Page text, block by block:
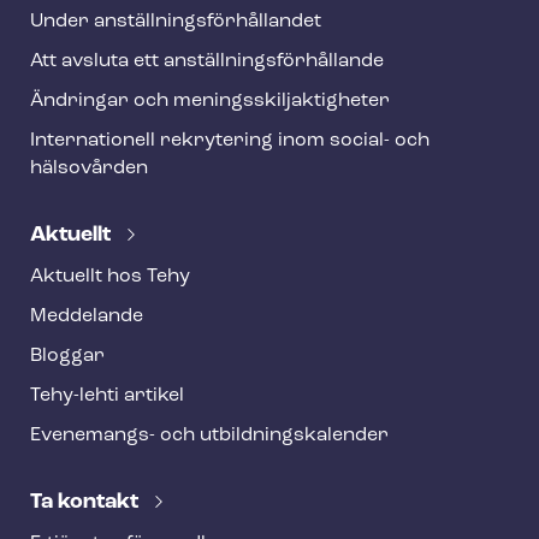
Under an­ställ­nings­för­hål­lan­det
Att avsluta ett an­ställ­nings­för­hål­lan­de
Ändringar och me­nings­skilj­ak­tig­he­ter
Internationell rekrytering inom social- och
hälsovården
Aktuellt
Aktuellt hos Tehy
Meddelande
Bloggar
Tehy-lehti artikel
Evenemangs- och ut­bild­nings­ka­len­der
Ta kontakt